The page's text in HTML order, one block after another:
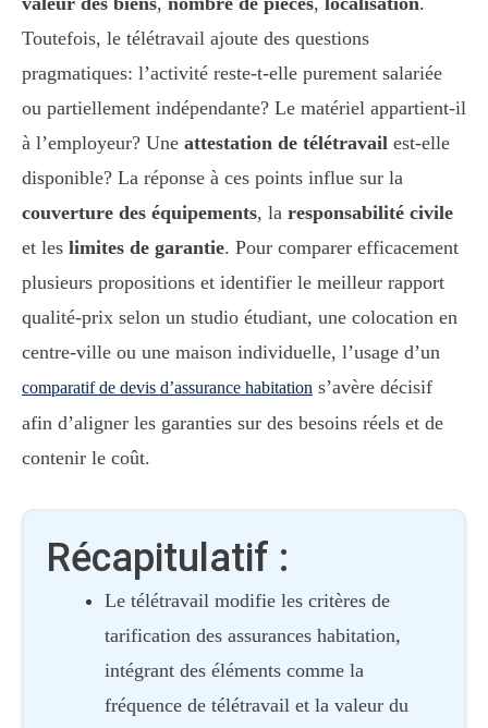
Toutefois, le télétravail ajoute des questions
pragmatiques: l’activité reste-t-elle purement salariée
ou partiellement indépendante? Le matériel appartient-il
à l’employeur? Une attestation de télétravail est-elle
disponible? La réponse à ces points influe sur la
couverture des équipements, la responsabilité civile
et les limites de garantie. Pour comparer efficacement
plusieurs propositions et identifier le meilleur rapport
qualité-prix selon un studio étudiant, une colocation en
centre-ville ou une maison individuelle, l’usage d’un
comparatif de devis d’assurance habitation s’avère décisif
afin d’aligner les garanties sur des besoins réels et de
contenir le coût.
Récapitulatif :
Le télétravail modifie les critères de
tarification des assurances habitation,
intégrant des éléments comme la
fréquence de télétravail et la valeur du